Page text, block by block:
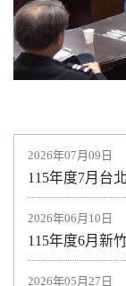
2026年07月09日
115年度7月台
2026年06月10日
115年度6月新
2026年05月27日